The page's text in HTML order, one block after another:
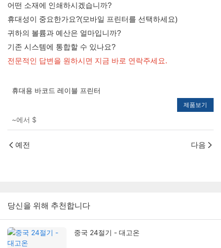
어떤 소재에 인쇄하시겠습니까?
휴대성이 중요한가요?(모바일 프린터를 선택하세요)
귀하의 볼륨과 예산은 얼마입니까?
기존 시스템에 통합할 수 있나요?
전문적인 답변을 원하시면 지금 바로 연락주세요.
휴대용 바코드 레이블 프린터
~에서 $
제품보기
예전 다음
당신을 위해 추천합니다
중국 24절기 - 대고온